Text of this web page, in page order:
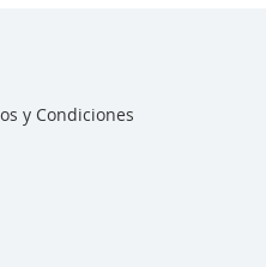
y Condiciones